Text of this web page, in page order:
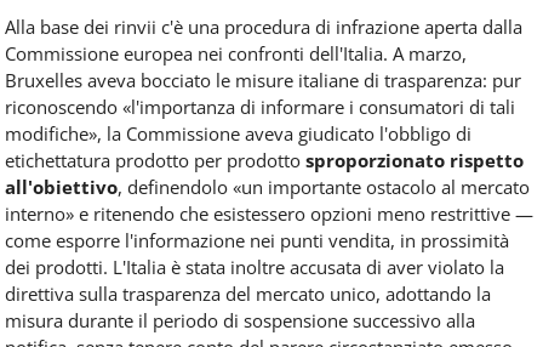
Alla base dei rinvii c'è una procedura di infrazione aperta dalla
Commissione europea nei confronti dell'Italia. A marzo,
Bruxelles aveva bocciato le misure italiane di trasparenza: pur
riconoscendo «l'importanza di informare i consumatori di tali
modifiche», la Commissione aveva giudicato l'obbligo di
etichettatura prodotto per prodotto sproporzionato rispetto
all'obiettivo, definendolo «un importante ostacolo al mercato
interno» e ritenendo che esistessero opzioni meno restrittive —
come esporre l'informazione nei punti vendita, in prossimità
dei prodotti. L'Italia è stata inoltre accusata di aver violato la
direttiva sulla trasparenza del mercato unico, adottando la
misura durante il periodo di sospensione successivo alla